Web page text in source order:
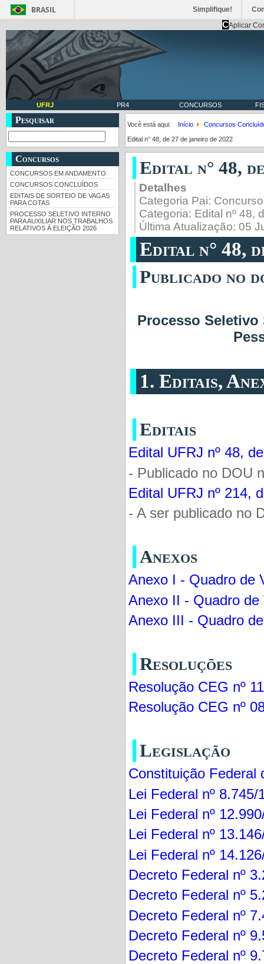
BRASIL Simplifique!
CAplicar
UFRJ PR4 CONCURSOS
Pesquisar
Concursos
CONCURSOS EM ANDAMENTO
CONCURSOS CONCLUÍDOS
EDITAIS DE SORTEIO DE VAGAS
PARA COTAS
PROCESSO SELETIVO INTERNO
PARA AUXILIAR NOS TRABALHOS
RELATIVOS À ELEIÇÃO 2026
Você está aqui: Início Concursos
Edital n° 48, de 27 de janeiro de 2022
Edital n° 48,
Detalhes
Categoria Pai:
Categoria: Edital nº 48,
Última Atualização: 05
Edital n° 48,
Publicado no
Processo Seletivo
1. Editais,
Editais
Edital UFRJ nº 48,
- Publicado no DOU
Edital UFRJ nº 214,
- A ser publicado no
Anexos
Anexo I - Quadro de
Anexo II - Quadro de
Anexo III - Quadro
Resoluções
Resolução CEG nº
Resolução CEG nº
Legislação
Constituição Federal
Lei Federal nº 8.745/
Lei Federal nº
Lei Federal nº
Lei Federal nº
Decreto Federal nº
Decreto Federal nº
Decreto Federal nº
Decreto Federal nº
Decreto Federal nº